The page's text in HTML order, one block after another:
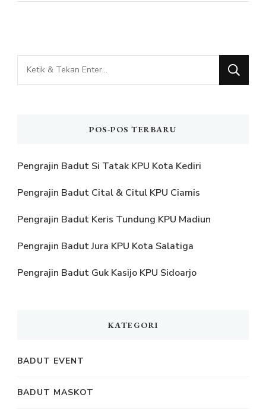
Mencari
Sesuatu?
POS-POS TERBARU
Pengrajin Badut Si Tatak KPU Kota Kediri
Pengrajin Badut Cital & Citul KPU Ciamis
Pengrajin Badut Keris Tundung KPU Madiun
Pengrajin Badut Jura KPU Kota Salatiga
Pengrajin Badut Guk Kasijo KPU Sidoarjo
KATEGORI
BADUT EVENT
BADUT MASKOT